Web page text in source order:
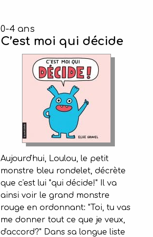
0-4 ans
C’est moi qui décide
Aujourd'hui, Loulou, le petit
monstre bleu rondelet, décrète
que c'est lui "qui décide!" Il va
ainsi voir le grand monstre
rouge en ordonnant: "Toi, tu vas
me donner tout ce que je veux,
d'accord?" Dans sa longue liste